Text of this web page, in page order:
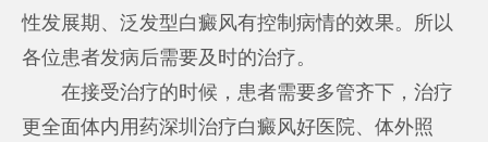
性发展期、泛发型白癜风有控制病情的效果。所以
各位患者发病后需要及时的治疗。
在接受治疗的时候，患者需要多管齐下，治疗
更全面体内用药深圳治疗白癜风好医院、体外照